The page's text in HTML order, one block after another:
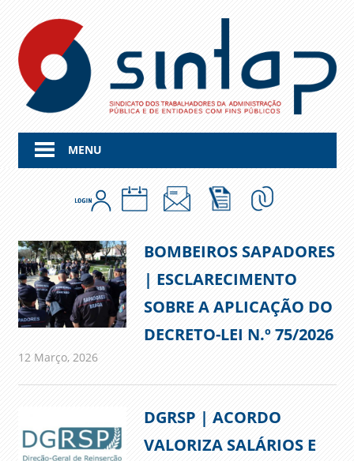
content
MENU
BOMBEIROS SAPADORES
| ESCLARECIMENTO
SOBRE A APLICAÇÃO DO
DECRETO-LEI N.º 75/2026
12 Março, 2026admin
Comunicados
DGRSP | ACORDO
VALORIZA SALÁRIOS E